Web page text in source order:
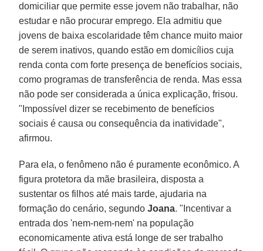
domiciliar que permite esse jovem não trabalhar, não
estudar e não procurar emprego. Ela admitiu que
jovens de baixa escolaridade têm chance muito maior
de serem inativos, quando estão em domicílios cuja
renda conta com forte presença de benefícios sociais,
como programas de transferência de renda. Mas essa
não pode ser considerada a única explicação, frisou.
"Impossível dizer se recebimento de benefícios
sociais é causa ou consequência da inatividade",
afirmou.
Para ela, o fenômeno não é puramente econômico. A
figura protetora da mãe brasileira, disposta a
sustentar os filhos até mais tarde, ajudaria na
formação do cenário, segundoJoana. "Incentivar a
entrada dos 'nem-nem-nem' na população
economicamente ativa está longe de ser trabalho